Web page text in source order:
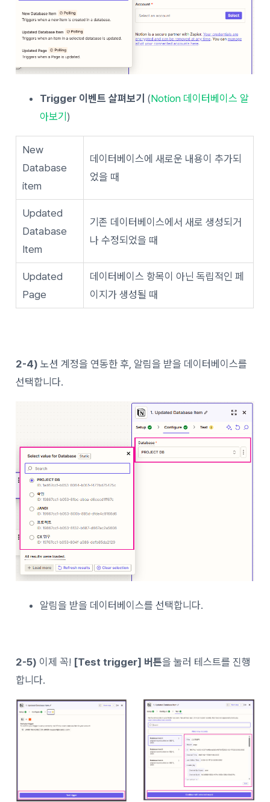
Trigger 이벤트 살펴보기 (Notion 데이터베이스 알
아보기)
New
Database
item
데이터베이스에 새로운 내용이 추가되
었을 때
Updated
Database
Item
기존 데이터베이스에서 새로 생성되거
나 수정되었을 때
Updated
Page
데이터베이스 항목이 아닌 독립적인 페
이지가 생성될 때
2-4) 노션 계정을 연동한 후, 알림을 받을 데이터베이스를
선택합니다.
알림을 받을 데이터베이스를 선택합니다.
2-5) 이제 꼭! [Test trigger] 버튼을 눌러 테스트를 진행
합니다.